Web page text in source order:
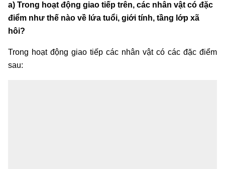
a) Trong hoạt động giao tiếp trên, các nhân vật có đặc
điểm như thế nào về lứa tuổi, giới tính, tầng lớp xã
hôi?
Trong hoạt động giao tiếp các nhân vật có các đặc điểm
sau: